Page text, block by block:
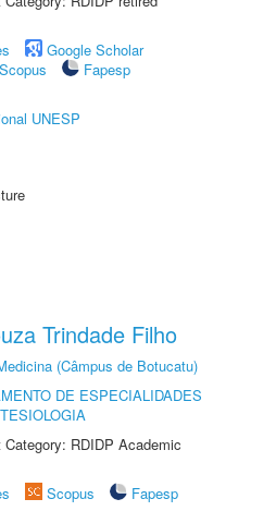
Google Scholar
Scopus
Fapesp
UNESP
Trindade Filho
(Câmpus de Botucatu)
DE ESPECIALIDADES
RDIDP Academic
Scopus
Fapesp